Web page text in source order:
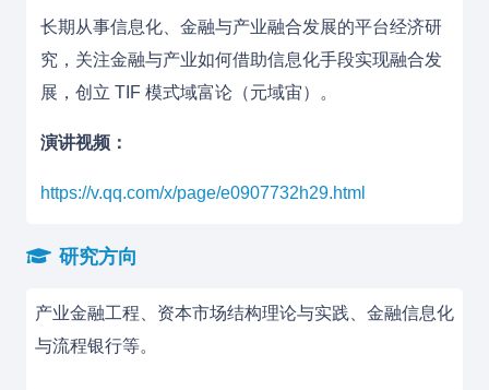
长期从事信息化、金融与产业融合发展的平台经济研
究，关注金融与产业如何借助信息化手段实现融合发
展，创立 TIF 模式域富论（元域宙）。
演讲视频：
https://v.qq.com/x/page/e0907732h29.html
研究方向
产业金融工程、资本市场结构理论与实践、金融信息化
与流程银行等。